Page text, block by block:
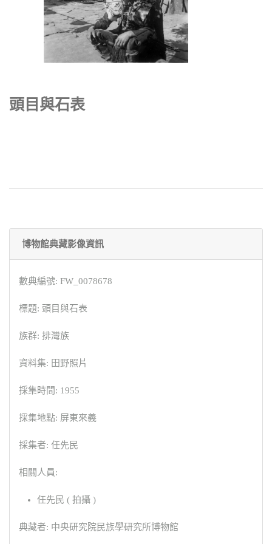
頭目與石表
博物館典藏影像資訊
數典編號: FW_0078678
標題: 頭目與石表
族群: 排灣族
資料集: 田野照片
採集時間: 1955
採集地點: 屏東來義
採集者: 任先民
相關人員:
任先民 ( 拍攝 )
典藏者: 中央研究院民族學研究所博物館